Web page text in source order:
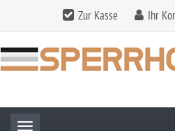
Zur Kasse Ihr